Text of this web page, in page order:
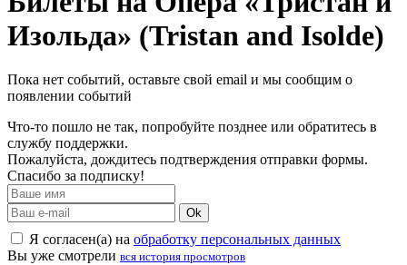
Изольда» (Tristan and Isolde)
Пока нет событий, оставьте свой email и мы сообщим о
появлении событий
Что-то пошло не так, попробуйте позднее или обратитесь в
службу поддержки.
Пожалуйста, дождитесь подтверждения отправки формы.
Спасибо за подписку!
Ok
Я согласен(а) на обработку персональных данных
Вы уже смотрели вся история просмотров